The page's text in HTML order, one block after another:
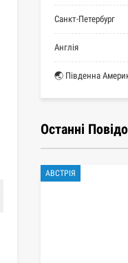
Санкт-Петербург
Англія
🌏 Південна
Останні
АВСТРІЯ